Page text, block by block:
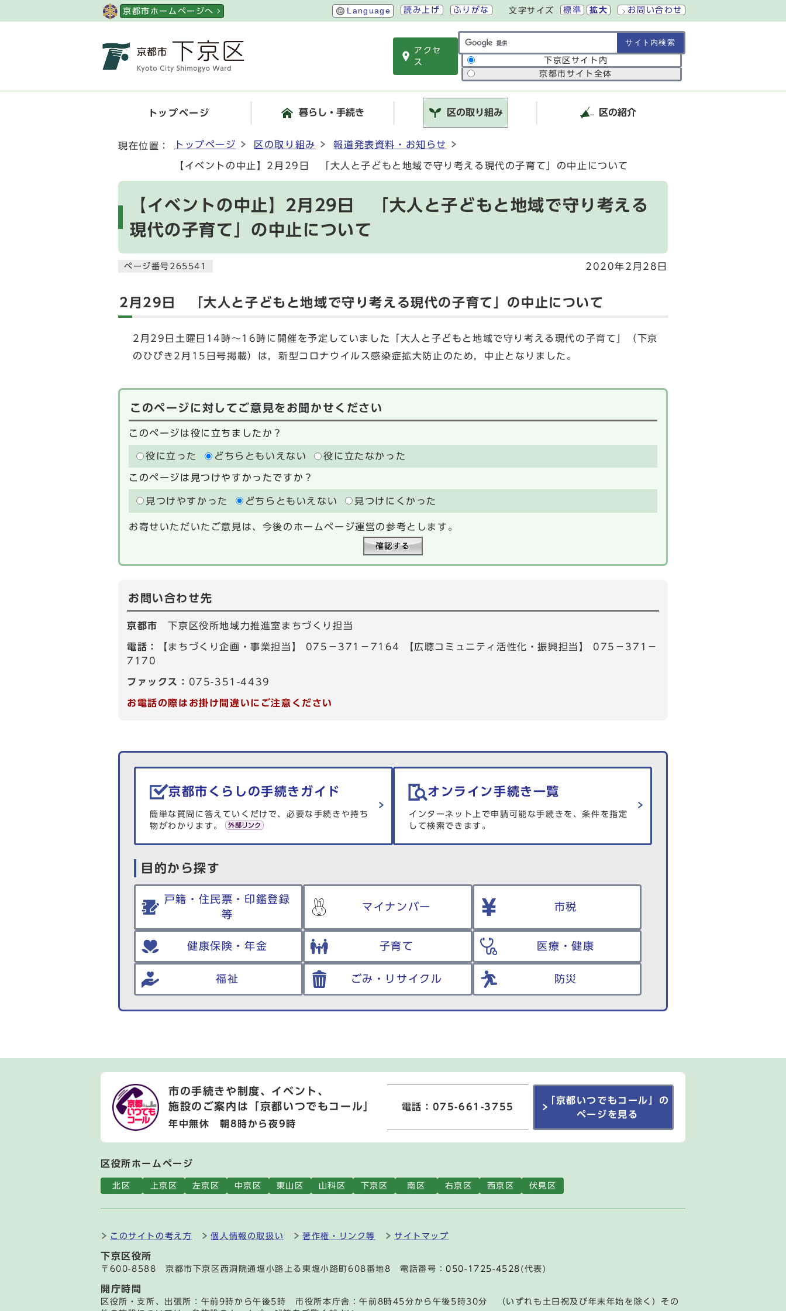
京都市ホームページへ Language 読み上げ ふりがな 文字サイズ 標準 拡大 お問い合わせ
アクセ
ス
サイト内検索の範囲
下京区サイト内
京都市サイト全体
トップページ 暮らし・手続き 区の取り組み 区の紹介
現在位置： トップページ 区の取り組み 報道発表資料・お知らせ
【イベントの中止】2月29日 「大人と子どもと地域で守り考える現代の子育て」の中止について
【イベントの中止】2月29日 「大人と子どもと地域で守り考える
現代の子育て」の中止について
ページ番号265541 2020年2月28日
2月29日 「大人と子どもと地域で守り考える現代の子育て」の中止について
2月29日土曜日14時～16時に開催を予定していました「大人と子どもと地域で守り考える現代の子育て」（下京
のひびき2月15日号掲載）は，新型コロナウイルス感染症拡大防止のため，中止となりました。
このページに対してご意見をお聞かせください
このページは役に立ちましたか？
役に立った どちらともいえない 役に立たなかった
このページは見つけやすかったですか？
見つけやすかった どちらともいえない 見つけにくかった
お寄せいただいたご意見は、今後のホームページ運営の参考とします。
お問い合わせ先
京都市下京区役所地域力推進室まちづくり担当
電話：
【まちづくり企画・事業担当】 075－371－7164 【広聴コミュニティ活性化・振興担当】 075－371－
7170
ファックス： 075-351-4439
お電話の際はお掛け間違いにご注意ください
生活情報を探す
京都市くらしの手続きガイド
簡単な質問に答えていくだけで、必要な手続きや持ち
物がわかります。
オンライン手続き一覧
インターネット上で申請可能な手続きを、条件を指定
して検索できます。
目的から探す
戸籍・住民票・印鑑登録
等
マイナンバー 市税
健康保険・年金 子育て 医療・健康
福祉 ごみ・リサイクル 防災
市の手続きや制度、イベント、
施設のご案内は
「京都いつでもコール」
年中無休 朝8時から夜9時
電話：075-661-3755
「京都いつでもコール」の
ページを見る
区役所ホームページ
北区 上京区 左京区 中京区 東山区 山科区 下京区 南区 右京区 西京区 伏見区
このサイトの考え方 個人情報の取扱い 著作権・リンク等 サイトマップ
下京区役所
〒600-8588 京都市下京区西洞院通塩小路上る東塩小路町608番地8 電話番号：050-1725-4528 (代表)
開庁時間
区役所・支所、出張所：午前9時から午後5時 市役所本庁舎：午前8時45分から午後5時30分 （いずれも土日祝及び年末年始を除く）その